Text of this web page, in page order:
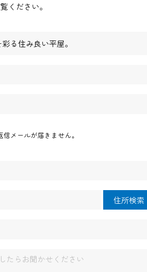
ください。
る住み良い平屋。
メールが届きません。
住所検索